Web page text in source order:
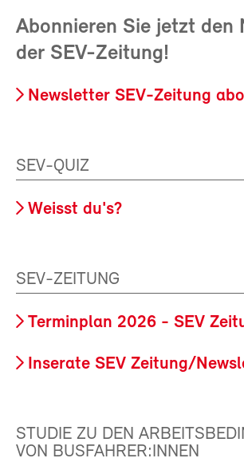
Abonnieren Sie jetzt den
der SEV-Zeitung!
Newsletter SEV-Zeitung
SEV-QUIZ
Weisst du's?
SEV-ZEITUNG
Terminplan 2026 - SEV
Inserate SEV Zeitung/
STUDIE ZU DEN
VON BUSFAHRER:INNEN